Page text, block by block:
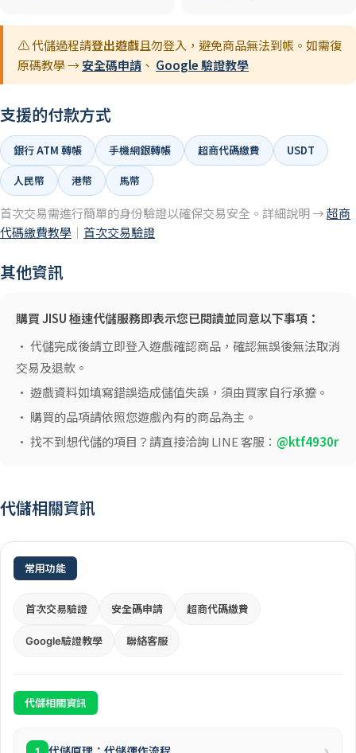
⚠️ 代儲過程請登出遊戲且勿登入，避免商品無法到帳。如需復
原碼教學 →安全碼申請 、 Google 驗證教學
支援的付款方式
銀行 ATM 轉帳 手機網銀轉帳 超商代碼繳費
USDT
人民幣
港幣 馬幣
首次交易需進行簡單的身份驗證以確保交易安全。詳細說明 →超商
代碼繳費教學 ｜ 首次交易驗證
其他資訊
購買 JISU 極速代儲服務即表示您已閱讀並同意以下事項：
• 代儲完成後請立即登入遊戲確認商品，確認無誤後無法取消
交易及退款。
• 遊戲資料如填寫錯誤造成儲值失誤，須由買家自行承擔。
• 購買的品項請依照您遊戲內有的商品為主。
• 找不到想代儲的項目？請直接洽詢 LINE 客服： @ktf4930r
代儲相關資訊
常用功能
首次交易驗證 安全碼申請 超商代碼繳費
Google驗證教學 聯絡客服
代儲相關資訊